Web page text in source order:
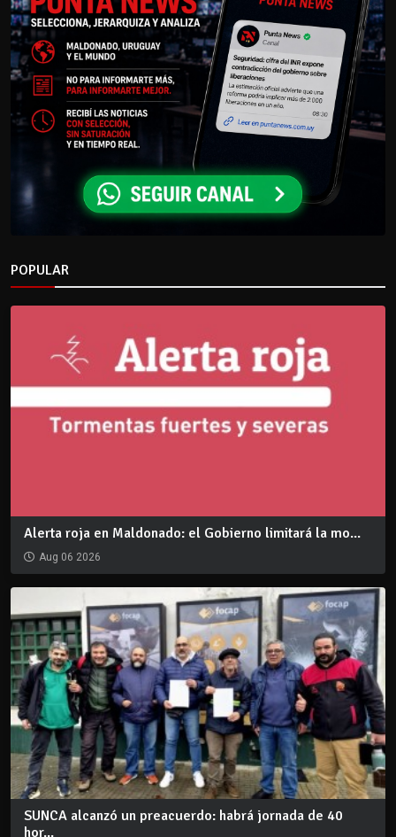
POPULAR
Alerta roja en Maldonado: el Gobierno limitará la mo...
Aug 06 2026
SUNCA alcanzó un preacuerdo: habrá jornada de 40
hor...